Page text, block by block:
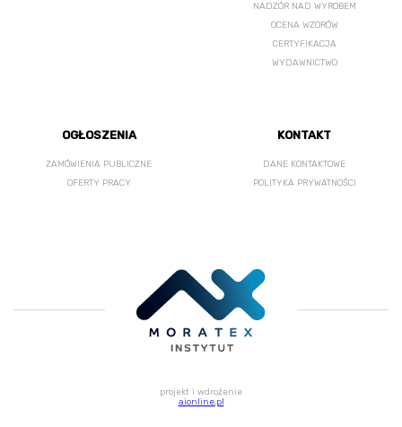
NADZÓR NAD WYROBEM
OCENA WZORÓW
CERTYFIKACJA
WYDAWNICTWO
OGŁOSZENIA
ZAMÓWIENIA PUBLICZNE
OFERTY PRACY
KONTAKT
DANE KONTAKTOWE
POLITYKA PRYWATNOŚCI
projekt i wdrożenie
aionline.pl